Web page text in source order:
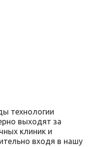
технологии
выходят за
клиник и
входя в нашу